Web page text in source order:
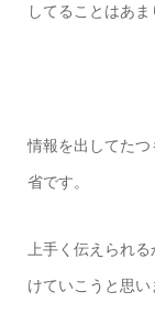
してることはあま
情報を出してた
省です。
上手く伝えられ
けていこうと思い